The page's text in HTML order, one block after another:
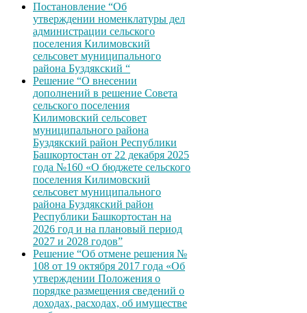
Постановление “Об
утверждении номенклатуры дел
администрации сельского
поселения Килимовский
сельсовет муниципального
района Буздякский “
Решение “О внесении
дополнений в решение Совета
сельского поселения
Килимовский сельсовет
муниципального района
Буздякский район Республики
Башкортостан от 22 декабря 2025
года №160 «О бюджете сельского
поселения Килимовский
сельсовет муниципального
района Буздякский район
Республики Башкортостан на
2026 год и на плановый период
2027 и 2028 годов”
Решение “Об отмене решения №
108 от 19 октября 2017 года «Об
утверждении Положения о
порядке размещения сведений о
доходах, расходах, об имуществе